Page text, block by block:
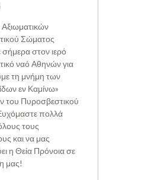
Σώματος
στον ιερό
ναό Αθηνών για
τη μνήμη των
εν Καμίνω»
του Πυροσβεστικού
πολλά
τους
και να μας
η Θεία Πρόνοια σε
μας!